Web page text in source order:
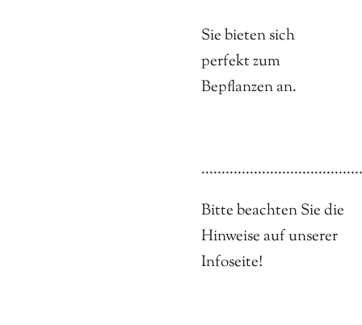
Sie bieten sich
perfekt zum
Bepflanzen an.
Bitte beachten Sie die
Hinweise auf unserer
Infoseite!